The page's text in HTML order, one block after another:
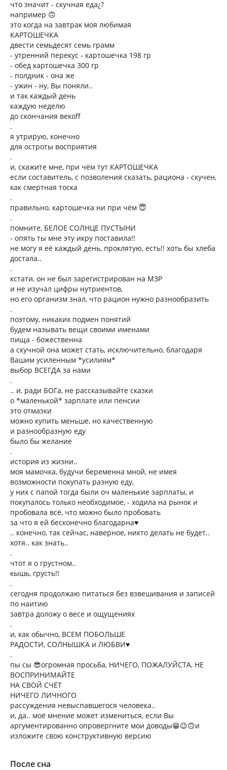
что значит - скучная еда¿?
например 🙃
это когда на завтрак моя любимая
КАРТОШЕЧКА
двести семьдесят семь грамм
- утренний перекус - картошечка 198 гр
- обед картошечка 300 гр
- полдник - она же
- ужин - ну, Вы поняли..
и так каждый день
каждую неделю
до скончания векоff
.
я утрирую, конечно
для остроты восприятия
.
и, скажите мне, при чём тут КАРТОШЕЧКА
если составитель, с позволения сказать, рациона - скучен,
как смертная тоска
.
правильно, картошечка ни при чём 😇
.
помните, БЕЛОЕ СОЛНЦЕ ПУСТЫНИ
- опять ты мне эту икру поставила!!
не могу я её каждый день, проклятую, есть!! хоть бы хлеба
достала..
.
кстати, он не был зарегистрирован на МЗР
и не изучал цифры нутриентов,
но его организм знал, что рацион нужно разнообразить
.
поэтому, никаких подмен понятий
будем называть вещи своими именами
пища - божественна
а скучной она может стать, исключительно, благодаря
Вашим усиленным *усилиям*
выбор ВСЕГДА за нами
.
.. и, ради БОГа, не рассказывайте сказки
о *маленькой* зарплате или пенсии
это отмазки
можно купить меньше, но качественную
и разнообразную еду
было бы желание
.
история из жизни..
моя мамочка, будучи беременна мной, не имея
возможности покупать разную еду,
у них с папой тогда были оч маленькие зарплаты, и
покупалось только необходимое, - ходила на рынок и
пробовала всё, что можно было пробовать
за что я ей бесконечно благодарна♥️
.. конечно, так сейчас, наверное, никто делать не будет..
хотя.. как знать..
.
чтот я о грустном..
кышь, грусть!!
.
сегодня продолжаю питаться без взвешивания и записей
по наитию
завтра доложу о весе и ощущениях
.
и, как обычно, ВСЕМ ПОБОЛЬШЕ
РАДОСТИ, СОЛНЫШКА и ЛЮБВИ♥️
.
пы сы 😎огромная просьба, НИЧЕГО, ПОЖАЛУЙСТА, НЕ
ВОСПРИНИМАЙТЕ
НА СВОЙ СЧЁТ
НИЧЕГО ЛИЧНОГО
рассуждения невыспавшегося человека..
и, да.. моё мнение может измениться, если Вы
аргументированно опровергните мои доводы😁😉🙃и
изложите свою конструктивную версию
После сна